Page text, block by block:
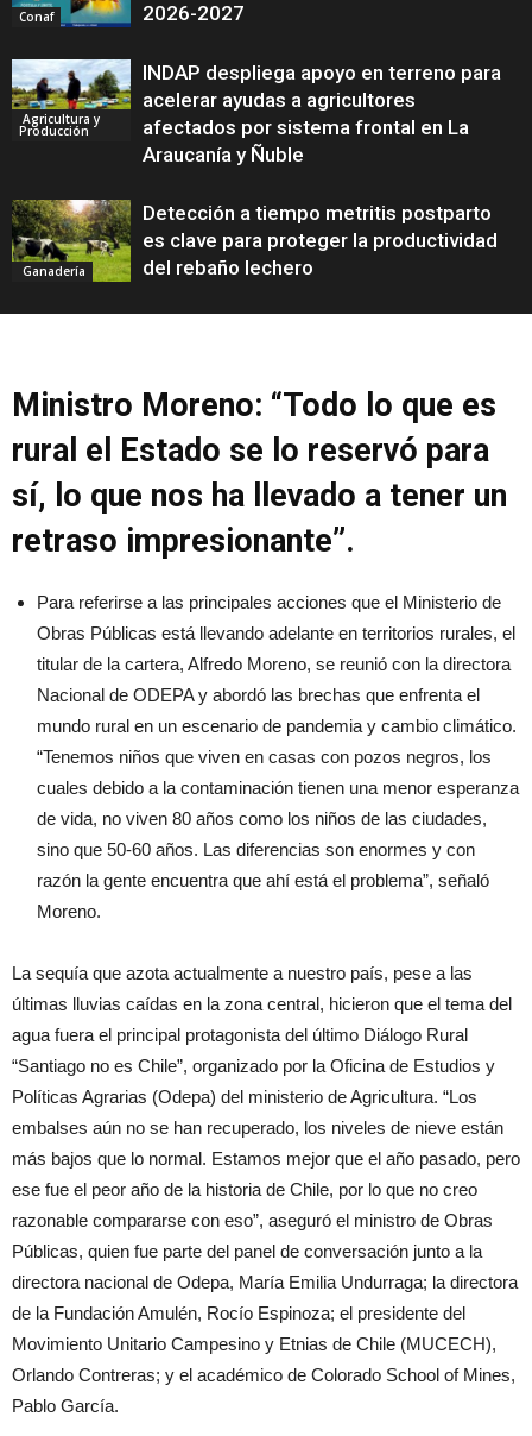
Conaf
2026-2027
Agricultura y
Producción
INDAP despliega apoyo en terreno para
acelerar ayudas a agricultores
afectados por sistema frontal en La
Araucanía y Ñuble
Ganadería
Detección a tiempo metritis postparto
es clave para proteger la productividad
del rebaño lechero
Ministro Moreno: “Todo lo que es
rural el Estado se lo reservó para
sí, lo que nos ha llevado a tener un
retraso impresionante”.
Para referirse a las principales acciones que el Ministerio de
Obras Públicas está llevando adelante en territorios rurales, el
titular de la cartera, Alfredo Moreno, se reunió con la directora
Nacional de ODEPA y abordó las brechas que enfrenta el
mundo rural en un escenario de pandemia y cambio climático.
“Tenemos niños que viven en casas con pozos negros, los
cuales debido a la contaminación tienen una menor esperanza
de vida, no viven 80 años como los niños de las ciudades,
sino que 50-60 años. Las diferencias son enormes y con
razón la gente encuentra que ahí está el problema”, señaló
Moreno.
La sequía que azota actualmente a nuestro país, pese a las
últimas lluvias caídas en la zona central, hicieron que el tema del
agua fuera el principal protagonista del último Diálogo Rural
“Santiago no es Chile”, organizado por la Oficina de Estudios y
Políticas Agrarias (Odepa) del ministerio de Agricultura. “Los
embalses aún no se han recuperado, los niveles de nieve están
más bajos que lo normal. Estamos mejor que el año pasado, pero
ese fue el peor año de la historia de Chile, por lo que no creo
razonable compararse con eso”, aseguró el ministro de Obras
Públicas, quien fue parte del panel de conversación junto a la
directora nacional de Odepa, María Emilia Undurraga; la directora
de la Fundación Amulén, Rocío Espinoza; el presidente del
Movimiento Unitario Campesino y Etnias de Chile (MUCECH),
Orlando Contreras; y el académico de Colorado School of Mines,
Pablo García.